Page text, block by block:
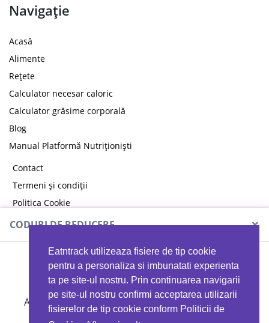
Eatntrack utilizeaza fisiere de tip cookie
pentru a personaliza si imbunatati experienta
ta pe site-ul nostru. Prin continuarea navigarii
pe site-ul nostru confirmi acceptarea utilizarii
fisierelor de tip cookie conform Politicii de
Navigație
Acasă
Alimente
Rețete
Calculator necesar caloric
Calculator grăsime corporală
Blog
Manual Platformă Nutriționiști
Contact
Termeni și condiții
Politica Cookie
Politica de confidențialitate
CODURI DE REDUCERE ×
MYPROTEIN
Ai 40%reducere la orice comandă folosind codul
EATTRACK